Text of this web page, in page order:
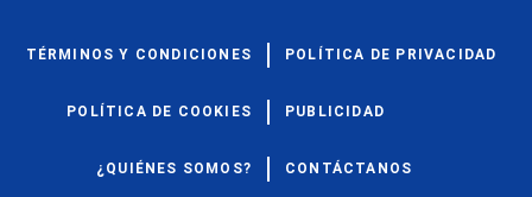
TÉRMINOS Y CONDICIONES POLÍTICA DE PRIVACIDAD
POLÍTICA DE COOKIES PUBLICIDAD
¿QUIÉNES SOMOS? CONTÁCTANOS